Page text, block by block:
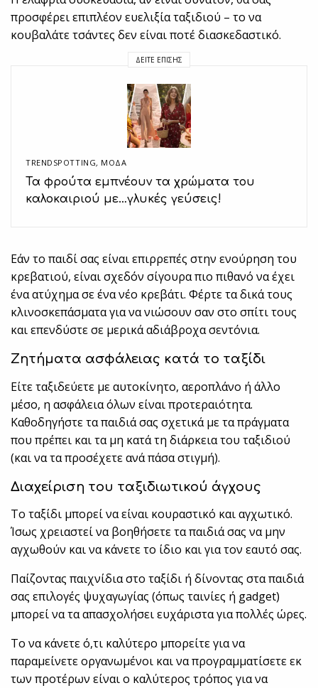
προσφέρει επιπλέον ευελιξία ταξιδιού – το να
κουβαλάτε τσάντες δεν είναι ποτέ διασκεδαστικό.
ΔΕΊΤΕ ΕΠΊΣΗΣ
TRENDSPOTTING, ΜΟΔΑ
Τα φρούτα εμπνέουν τα χρώματα του
καλοκαιριού με…γλυκές γεύσεις!
Εάν το παιδί σας είναι επιρρεπές στην ενούρηση του
κρεβατιού, είναι σχεδόν σίγουρα πιο πιθανό να έχει
ένα ατύχημα σε ένα νέο κρεβάτι. Φέρτε τα δικά τους
κλινοσκεπάσματα για να νιώσουν σαν στο σπίτι τους
και επενδύστε σε μερικά αδιάβροχα σεντόνια.
Ζητήματα ασφάλειας κατά το ταξίδι
Είτε ταξιδεύετε με αυτοκίνητο, αεροπλάνο ή άλλο
μέσο, η ασφάλεια όλων είναι προτεραιότητα.
Καθοδηγήστε τα παιδιά σας σχετικά με τα πράγματα
που πρέπει και τα μη κατά τη διάρκεια του ταξιδιού
(και να τα προσέχετε ανά πάσα στιγμή).
Διαχείριση του ταξιδιωτικού άγχους
Το ταξίδι μπορεί να είναι κουραστικό και αγχωτικό.
Ίσως χρειαστεί να βοηθήσετε τα παιδιά σας να μην
αγχωθούν και να κάνετε το ίδιο και για τον εαυτό σας.
Παίζοντας παιχνίδια στο ταξίδι ή δίνοντας στα παιδιά
σας επιλογές ψυχαγωγίας (όπως ταινίες ή gadget)
μπορεί να τα απασχολήσει ευχάριστα για πολλές ώρες.
Το να κάνετε ό,τι καλύτερο μπορείτε για να
παραμείνετε οργανωμένοι και να προγραμματίσετε εκ
των προτέρων είναι ο καλύτερος τρόπος για να